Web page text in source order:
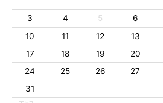
3
4 5 6
10
11 12 13
17
18 19 20
24
25 26 27
31